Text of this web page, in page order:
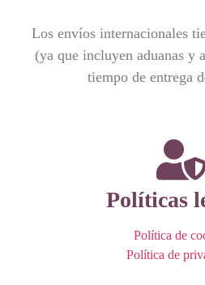
Los envíos internacionales
(ya que incluyen aduanas y
tiempo de entrega
Políticas
Política de
Política de